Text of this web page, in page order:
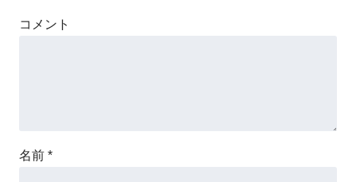
コメント
名前 *